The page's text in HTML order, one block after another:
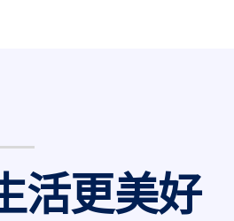
活更美好